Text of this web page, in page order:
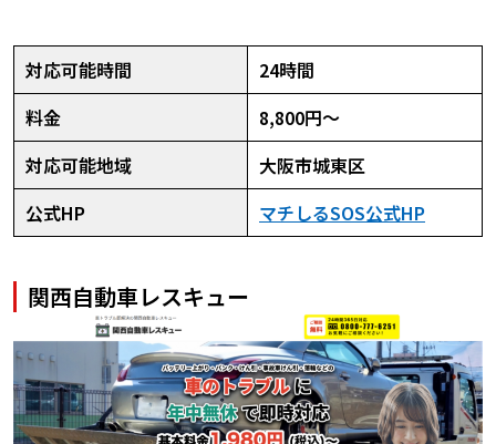
対応可能時間
24時間
料金
8,800円〜
対応可能地域
大阪市城東区
公式HP
マチしるSOS公式HP
関西自動車レスキュー